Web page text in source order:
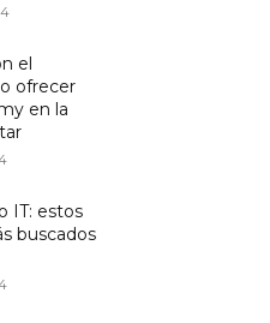
el
ofrecer
en la
IT: estos
buscados